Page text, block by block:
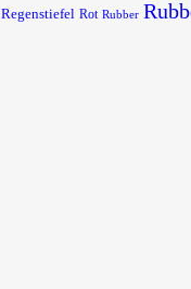
Regenstiefel Rot Rubber